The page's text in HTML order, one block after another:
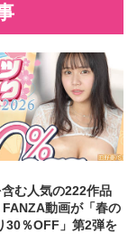
む人気の222作品
動画が「春の
30％OFF」第2弾を